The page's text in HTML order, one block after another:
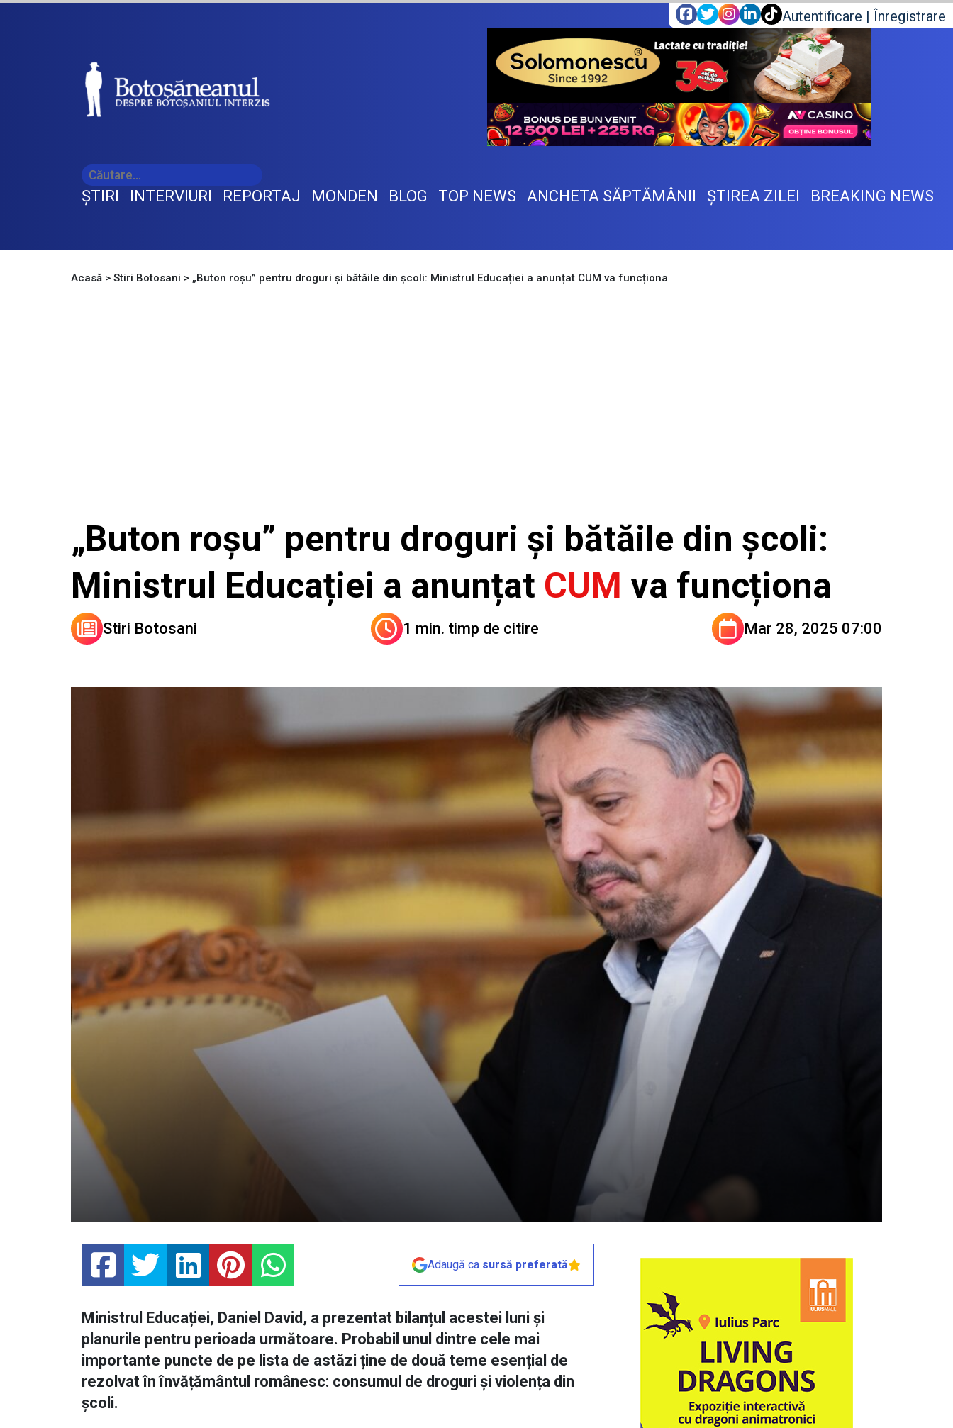
Autentificare | Înregistrare
ŞTIRI INTERVIURI REPORTAJ MONDEN BLOG TOP NEWS ANCHETA SĂPTĂMÂNII ŞTIREA ZILEI BREAKING NEWS
Acasă > Stiri Botosani > „Buton roșu” pentru droguri și bătăile din școli: Ministrul Educației a anunțat CUM va funcționa
„Buton roșu” pentru droguri și bătăile din școli:
Ministrul Educației a anunțat CUM va funcționa
Stiri Botosani 1 min. timp de citire Mar 28, 2025 07:00
Adaugă ca sursă preferată
Ministrul Educației, Daniel David, a prezentat bilanțul acestei luni și
planurile pentru perioada următoare. Probabil unul dintre cele mai
importante puncte de pe lista de astăzi ține de două teme esențial de
rezolvat în învățământul românesc: consumul de droguri și violența din
școli.